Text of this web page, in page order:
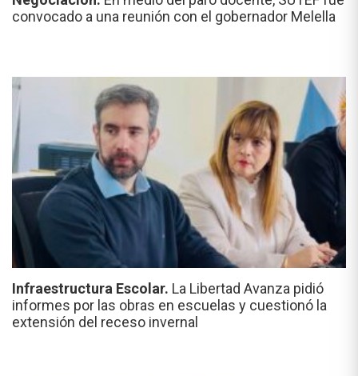
convocado a una reunión con el gobernador Melella
Infraestructura Escolar. La Libertad Avanza pidió
informes por las obras en escuelas y cuestionó la
extensión del receso invernal